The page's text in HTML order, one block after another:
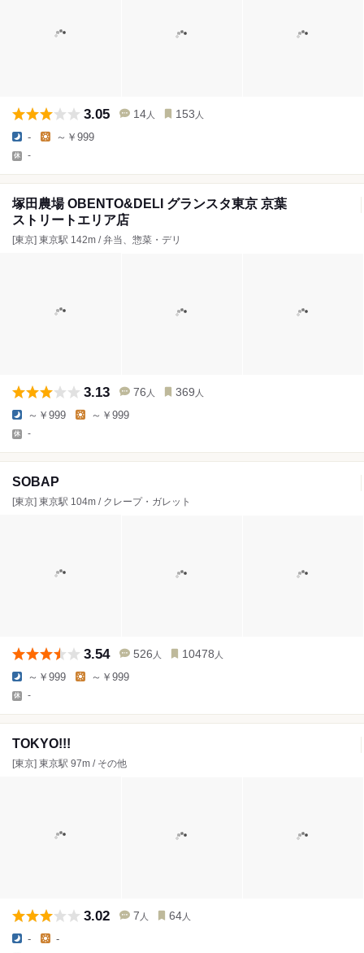
3.05 14 人 153 人
- ～￥999
-
塚田農場 OBENTO&DELI グランスタ東京 京葉
ストリートエリア店
[東京] 東京駅 142m / 弁当、惣菜・デリ
3.13 76 人 369 人
～￥999 ～￥999
-
SOBAP
[東京] 東京駅 104m / クレープ・ガレット
3.54 526 人 10478 人
～￥999 ～￥999
-
TOKYO!!!
[東京] 東京駅 97m / その他
3.02 7 人 64 人
- -